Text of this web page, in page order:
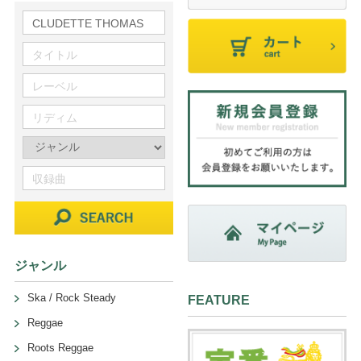
ジャンル
Ska / Rock Steady
Reggae
Roots Reggae
FEATURE